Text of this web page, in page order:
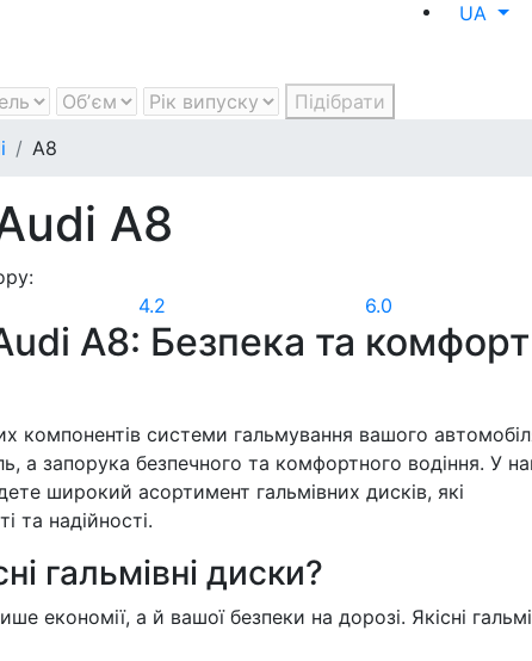
UA
Підібрати
A8
A8
4.2 6.0
A8: Безпека та
компонентів системи гальмування вашого
а запорука безпечного та комфортного водіння. У
широкий асортимент гальмівних дисків, які
та надійності.
гальмівні диски?
економії, а й вашої безпеки на дорозі. Якісні